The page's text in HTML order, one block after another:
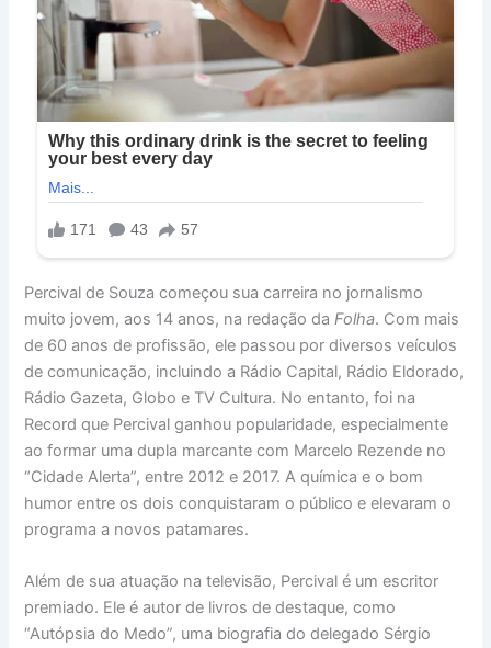
Percival de Souza começou sua carreira no jornalismo
muito jovem, aos 14 anos, na redação daFolha. Com mais
de 60 anos de profissão, ele passou por diversos veículos
de comunicação, incluindo a Rádio Capital, Rádio Eldorado,
Rádio Gazeta, Globo e TV Cultura. No entanto, foi na
Record que Percival ganhou popularidade, especialmente
ao formar uma dupla marcante com Marcelo Rezende no
“Cidade Alerta”, entre 2012 e 2017. A química e o bom
humor entre os dois conquistaram o público e elevaram o
programa a novos patamares.
Além de sua atuação na televisão, Percival é um escritor
premiado. Ele é autor de livros de destaque, como
“Autópsia do Medo”, uma biografia do delegado Sérgio